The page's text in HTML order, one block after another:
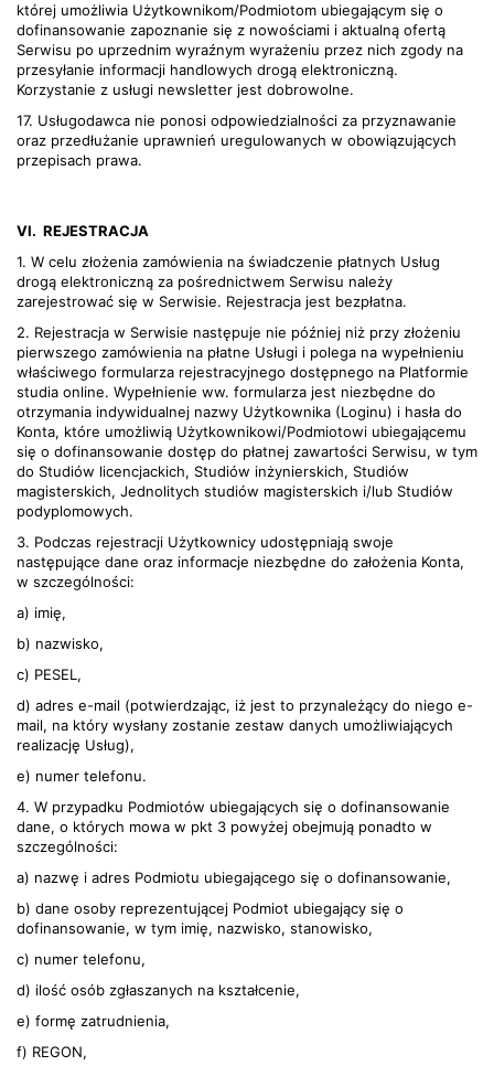
której umożliwia Użytkownikom/Podmiotom ubiegającym się o
dofinansowanie zapoznanie się z nowościami i aktualną ofertą
Serwisu po uprzednim wyraźnym wyrażeniu przez nich zgody na
przesyłanie informacji handlowych drogą elektroniczną.
Korzystanie z usługi newsletter jest dobrowolne.
17. Usługodawca nie ponosi odpowiedzialności za przyznawanie
oraz przedłużanie uprawnień uregulowanych w obowiązujących
przepisach prawa.
VI. REJESTRACJA
1. W celu złożenia zamówienia na świadczenie płatnych Usług
drogą elektroniczną za pośrednictwem Serwisu należy
zarejestrować się w Serwisie. Rejestracja jest bezpłatna.
2. Rejestracja w Serwisie następuje nie później niż przy złożeniu
pierwszego zamówienia na płatne Usługi i polega na wypełnieniu
właściwego formularza rejestracyjnego dostępnego na Platformie
studia online. Wypełnienie ww. formularza jest niezbędne do
otrzymania indywidualnej nazwy Użytkownika (Loginu) i hasła do
Konta, które umożliwią Użytkownikowi/Podmiotowi ubiegającemu
się o dofinansowanie dostęp do płatnej zawartości Serwisu, w tym
do Studiów licencjackich, Studiów inżynierskich, Studiów
magisterskich, Jednolitych studiów magisterskich i/lub Studiów
podyplomowych.
3. Podczas rejestracji Użytkownicy udostępniają swoje
następujące dane oraz informacje niezbędne do założenia Konta,
w szczególności:
a) imię,
b) nazwisko,
c) PESEL,
d) adres e-mail (potwierdzając, iż jest to przynależący do niego e-
mail, na który wysłany zostanie zestaw danych umożliwiających
realizację Usług),
e) numer telefonu.
4. W przypadku Podmiotów ubiegających się o dofinansowanie
dane, o których mowa w pkt 3 powyżej obejmują ponadto w
szczególności:
a) nazwę i adres Podmiotu ubiegającego się o dofinansowanie,
b) dane osoby reprezentującej Podmiot ubiegający się o
dofinansowanie, w tym imię, nazwisko, stanowisko,
c) numer telefonu,
d) ilość osób zgłaszanych na kształcenie,
e) formę zatrudnienia,
f) REGON,